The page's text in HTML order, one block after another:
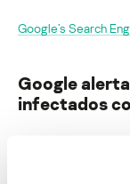
Google’s Search
Google
infectados